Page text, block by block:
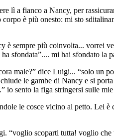
lì a fianco a Nancy, per
è più onesto: mi sto
sempre più coinvolta... vorrei
sfondata”.... mi hai sfondato la
male?” dice Luigi... “solo
le gambe di Nancy e si
io sento la figa stringersi sulle
le cosce vicino al petto. Lei
scoparti tutta! voglio che